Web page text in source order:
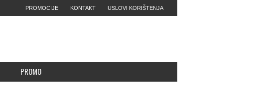
USLOVI KORIŠTENJA
KONTAKT
PROMOCIJE
PROMO
SAZNAJEMO Sutkinja koja je oslobodila